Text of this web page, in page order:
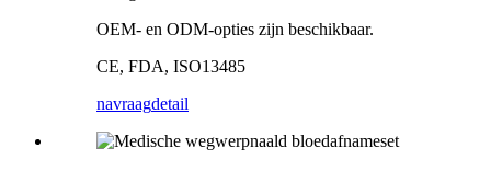
OEM- en ODM-opties zijn beschikbaar.
CE, FDA, ISO13485
navraagdetail